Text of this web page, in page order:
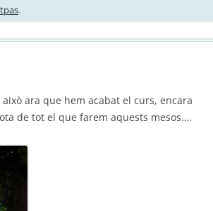
.
ara que hem acabat el curs, encara
de tot el que farem aquests mesos….